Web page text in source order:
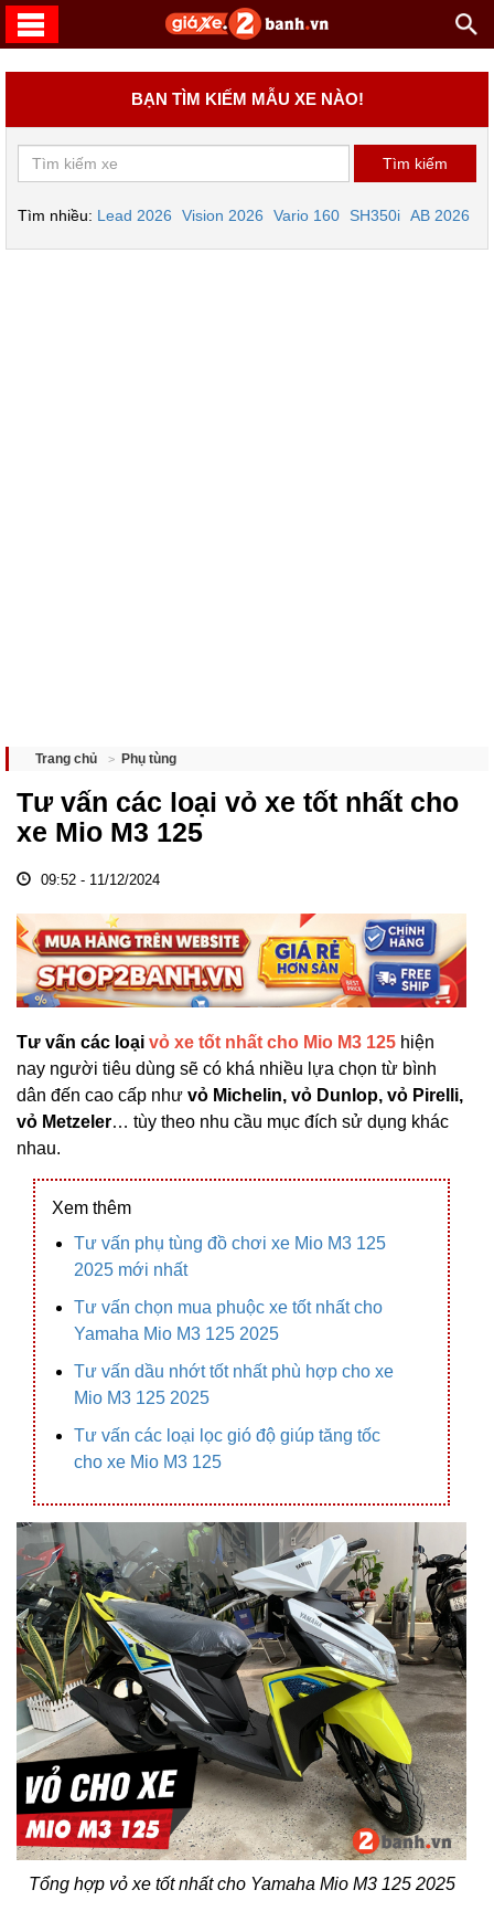
BẠN TÌM KIẾM MẪU XE NÀO!
Tìm nhiều: Lead 2026 Vision 2026 Vario 160 SH350i AB 2026
Trang chủ Phụ tùng
Tư vấn các loại vỏ xe tốt nhất cho
xe Mio M3 125
09:52 - 11/12/2024
Tư vấn các loại vỏ xe tốt nhất cho Mio M3 125 hiện
nay người tiêu dùng sẽ có khá nhiều lựa chọn từ bình
dân đến cao cấp như vỏ Michelin, vỏ Dunlop, vỏ Pirelli,
vỏ Metzeler… tùy theo nhu cầu mục đích sử dụng khác
nhau.
Xem thêm
Tư vấn phụ tùng đồ chơi xe Mio M3 125
2025 mới nhất
Tư vấn chọn mua phuộc xe tốt nhất cho
Yamaha Mio M3 125 2025
Tư vấn dầu nhớt tốt nhất phù hợp cho xe
Mio M3 125 2025
Tư vấn các loại lọc gió độ giúp tăng tốc
cho xe Mio M3 125
Tổng hợp vỏ xe tốt nhất cho Yamaha Mio M3 125 2025